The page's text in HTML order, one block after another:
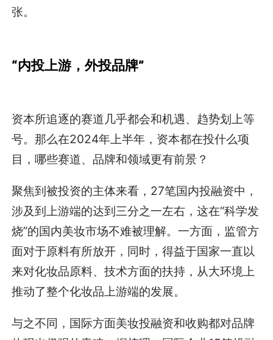
张。
“内投上游，外投品牌”
资本所追逐的赛道几乎都会和机遇、趋势划上等
号。那么在2024年上半年，资本都在投什么项
目，哪些赛道、品牌和领域更有前景？
聚焦到被投资的主体来看，27笔国内投融资中，
涉及到上游端的达到三分之一左右，这在“科学发
烧”的国内美妆市场不难被理解。一方面，监管方
面对于原料有所放开，同时，得益于国家一直以
来对化妆品原料、技术方面的扶持，从大环境上
推动了整个化妆品上游端的发展。
与之不同，国际方面美妆投融资和收购都对品牌